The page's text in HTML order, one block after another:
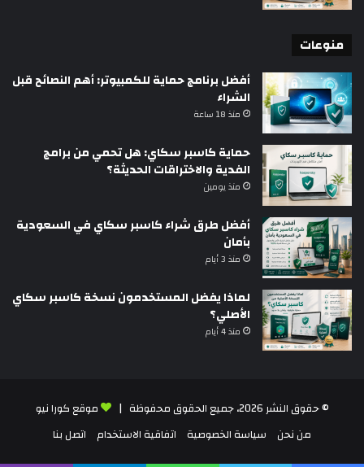
منوعات
أفضل برنامج حماية للكمبيوتر: أهم النصائح قبل
الشراء
منذ 18 ساعة
حماية كاسبر سكاي: هل تحمي من برامج
الفدية والاختراقات الحديثة؟
منذ يومين
أفضل طرق شراء كاسبر سكاي في السعودية
بأمان
منذ 3 أيام
لماذا يفضل المستخدمون نسخة كاسبر سكاي
الأصلي؟
منذ 4 أيام
© حقوق النشر 2026، جميع الحقوق محفوظة |
موقع كورا نيو
من نحن
سياسة الخصوصية اتفاقية الاستخدام اتصل بنا